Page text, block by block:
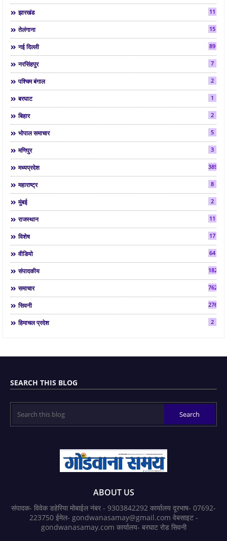
झारखंड 11
तेलंगाना 15
नई दिल्ली 89
नरसिंहपुर 7
पश्चिम बंगाल 2
बरघाट 1
बिहार 2
भोपाल समाचार 5
मणिपुर 3
मध्यप्रदेश 3892
महाराष्ट्र 8
मुंबई 2
राजस्थान 11
विशेष 17
वीडियो 64
संपादकीय 182
समाचार 7624
सिवनी 2763
हिमाचल प्रदेश 2
SEARCH THIS BLOG
ABOUT US
संपादक- विवेक डहेरिया मोबाईल नंबर - 9303842292 कार्यालय दूरभाष- 07692-
223750 ईमेल- gondwanasamay@gmail.com वेबसाइट -
gondwanasamay.com कार्यालय- बरघाट रोड सिवनी